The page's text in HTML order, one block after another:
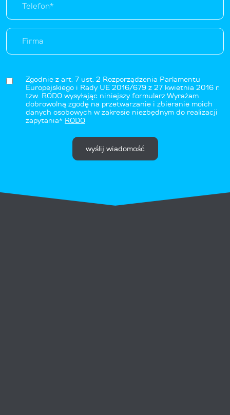
Zgodnie z art. 7 ust. 2 Rozporządzenia Parlamentu
Europejskiego i Rady UE 2016/679 z 27 kwietnia 2016 r.
tzw. RODO wysyłając niniejszy formularz:Wyrażam
dobrowolną zgodę na przetwarzanie i zbieranie moich
danych osobowych w zakresie niezbędnym do realizacji
zapytania* RODO